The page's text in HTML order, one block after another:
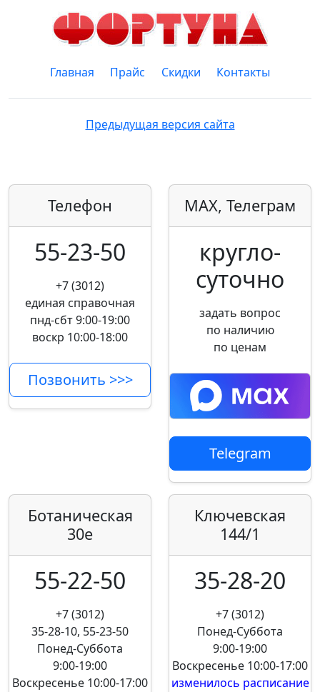
Главная Прайс Скидки Контакты
Предыдущая версия сайта
Телефон
55-23-50
+7 (3012)
единая справочная
пнд-сбт 9:00-19:00
воскр 10:00-18:00
Позвонить >>>
MAX, Телеграм
кругло­
суточно
задать вопрос
по наличию
по ценам
Telegram
Ботаническая
30е
55-22-50
+7 (3012)
35-28-10, 55-23-50
Понед-Суббота
9:00-19:00
Воскресенье 10:00-17:00
Ключевская
144/1
35-28-20
+7 (3012)
Понед-Суббота
9:00-19:00
Воскресенье 10:00-17:00
изменилось расписание